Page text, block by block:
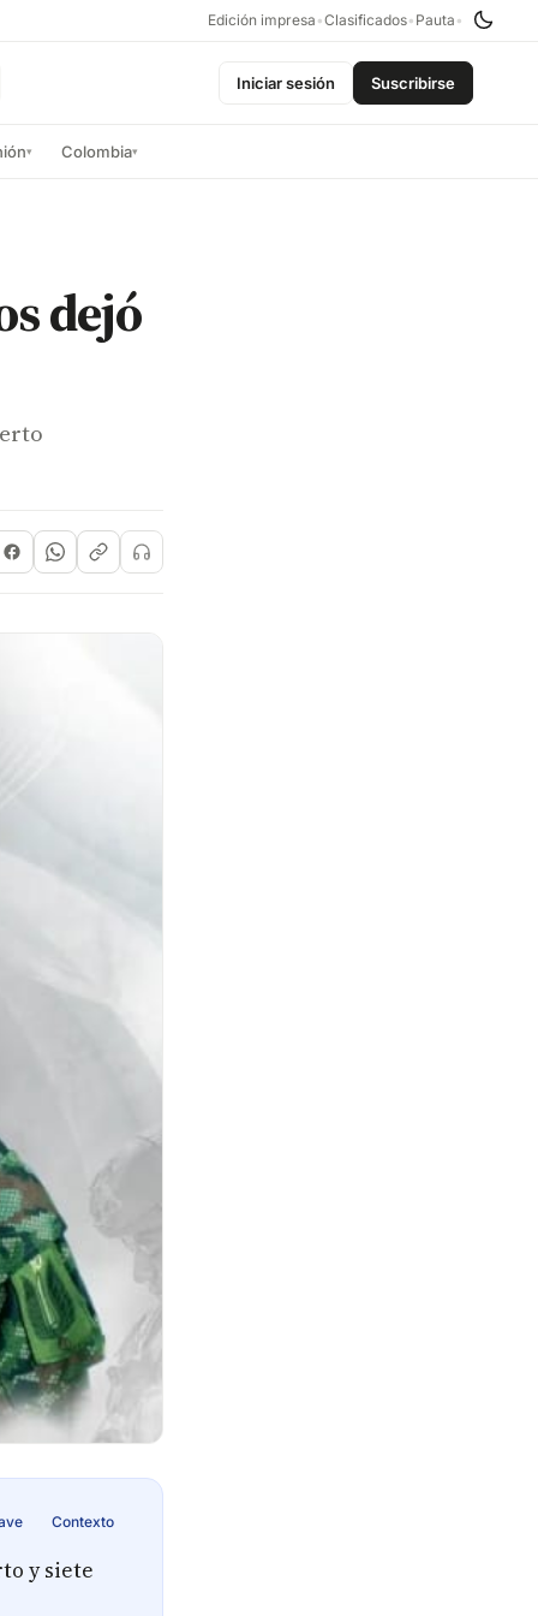
Edición impresa •Clasificados• Pauta •
Iniciar sesión Suscribirse
▾ Colombia▾
dejó
Contexto
y siete